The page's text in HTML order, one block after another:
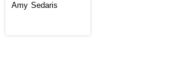
Amy Sedaris